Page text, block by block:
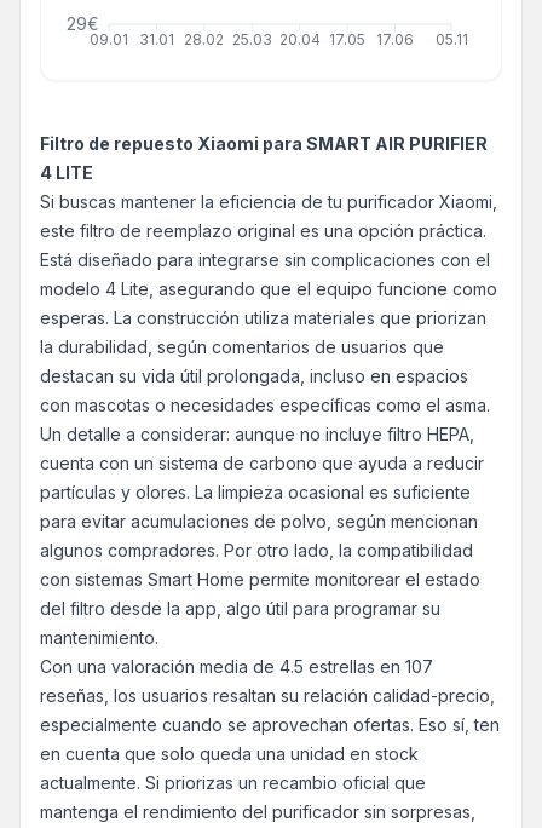
09.01 31.01 28.02 25.03 20.04 17.05 17.06 05.11
29€
Filtro de repuesto Xiaomi para SMART AIR PURIFIER
4 LITE
Si buscas mantener la eficiencia de tu purificador Xiaomi,
este filtro de reemplazo original es una opción práctica.
Está diseñado para integrarse sin complicaciones con el
modelo 4 Lite, asegurando que el equipo funcione como
esperas. La construcción utiliza materiales que priorizan
la durabilidad, según comentarios de usuarios que
destacan su vida útil prolongada, incluso en espacios
con mascotas o necesidades específicas como el asma.
Un detalle a considerar: aunque no incluye filtro HEPA,
cuenta con un sistema de carbono que ayuda a reducir
partículas y olores. La limpieza ocasional es suficiente
para evitar acumulaciones de polvo, según mencionan
algunos compradores. Por otro lado, la compatibilidad
con sistemas Smart Home permite monitorear el estado
del filtro desde la app, algo útil para programar su
mantenimiento.
Con una valoración media de 4.5 estrellas en 107
reseñas, los usuarios resaltan su relación calidad-precio,
especialmente cuando se aprovechan ofertas. Eso sí, ten
en cuenta que solo queda una unidad en stock
actualmente. Si priorizas un recambio oficial que
mantenga el rendimiento del purificador sin sorpresas,